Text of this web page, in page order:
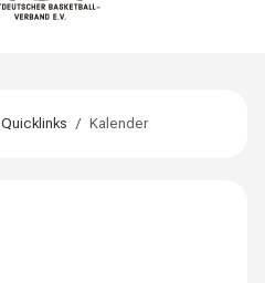
Quicklinks Kalender